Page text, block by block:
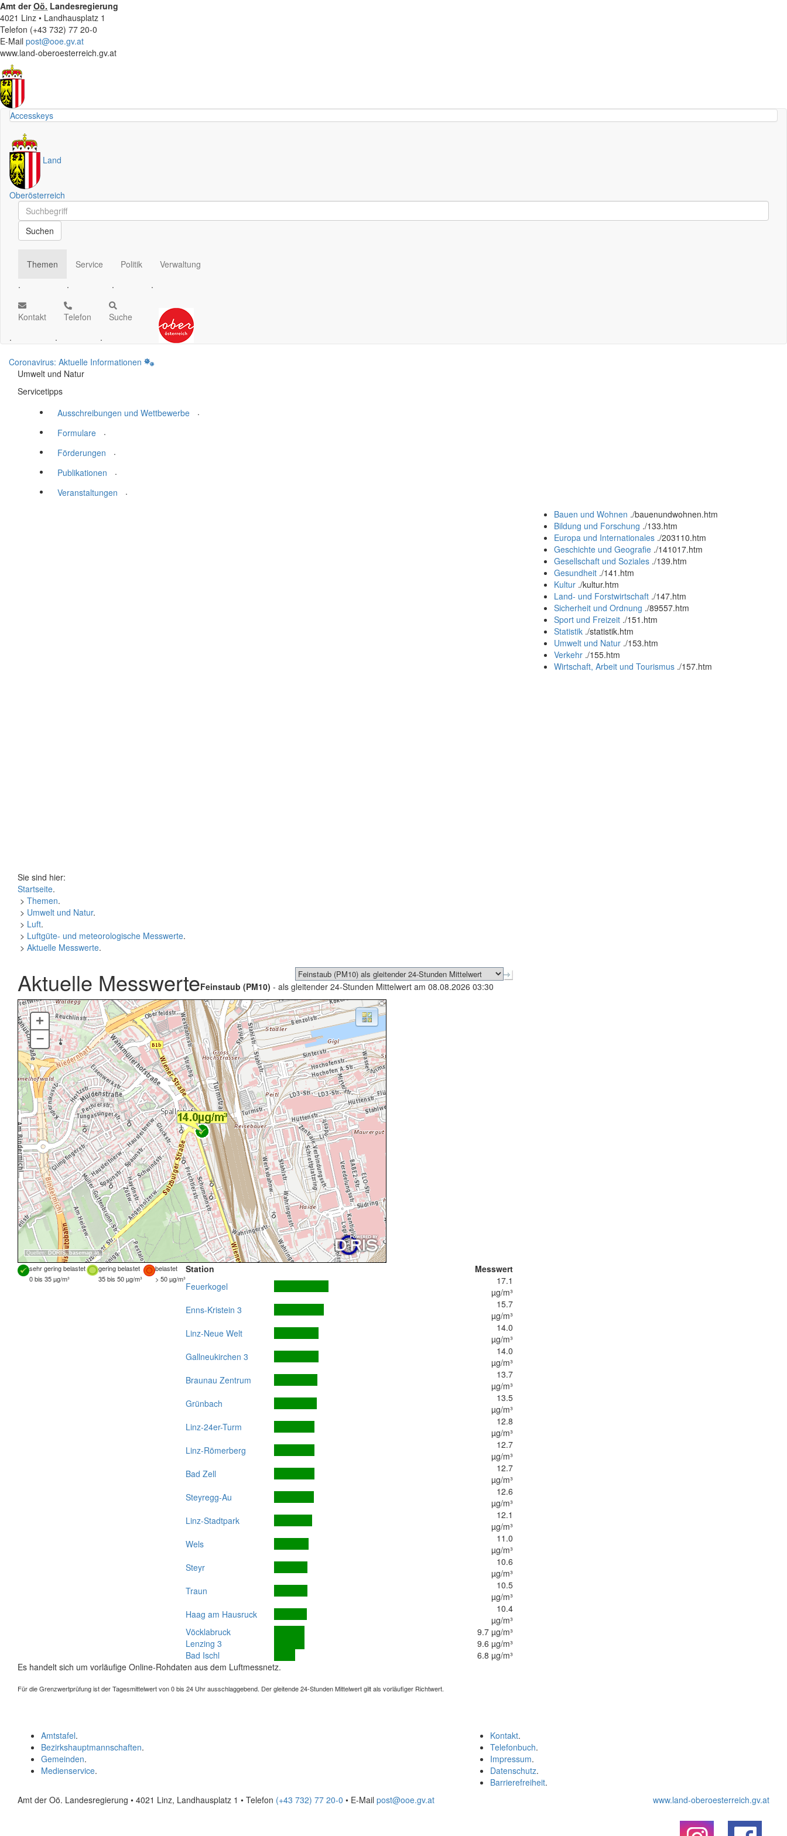
Amt derOö. Landesregierung
4021 Linz • Landhausplatz 1
Telefon (+43 732) 77 20-0
E-Mail post@ooe.gv.at
www.land-oberoesterreich.gv.at
Accesskeys
Land
Oberösterreich
Schnellsuche
Schnellsuche
Suchen
Themen
.
Service
.
Politik
.
Verwaltung
.
Kontakt
.
Telefon
.
Suche
.
Coronavirus: Aktuelle Informationen
Umwelt und Natur
Servicetipps
Ausschreibungen und Wettbewerbe
.
Formulare
.
Förderungen
.
Publikationen
.
Veranstaltungen
.
Bauen und Wohnen ./bauenundwohnen.htm
Bildung und Forschung ./133.htm
Europa und Internationales ./203110.htm
Geschichte und Geografie ./141017.htm
Gesellschaft und Soziales ./139.htm
Gesundheit ./141.htm
Kultur ./kultur.htm
Land- und Forstwirtschaft ./147.htm
Sicherheit und Ordnung ./89557.htm
Sport und Freizeit ./151.htm
Statistik ./statistik.htm
Umwelt und Natur ./153.htm
Verkehr ./155.htm
Wirtschaft, Arbeit und Tourismus ./157.htm
Sie sind hier:
Startseite.
> Themen.
> Umwelt und Natur.
> Luft.
> Luftgüte- und meteorologische Messwerte.
> Aktuelle Messwerte.
Aktuelle MesswerteFeinstaub (PM10) - als gleitender 24-Stunden Mittelwert am 08.08.2026 03:30
Quellen: DORIS, basemap.at
+
–
sehr gering belastet gering belastet
belastet
0 bis 35 µg/m³
35 bis 50 µg/m³ > 50 µg/m³
Station
Messwert
Feuerkogel
17.1
µg/m³
Enns-Kristein 3
15.7
µg/m³
Linz-Neue Welt
14.0
µg/m³
Gallneukirchen 3
14.0
µg/m³
Braunau Zentrum
13.7
µg/m³
Grünbach
13.5
µg/m³
Linz-24er-Turm
12.8
µg/m³
Linz-Römerberg
12.7
µg/m³
Bad Zell
12.7
µg/m³
Steyregg-Au
12.6
µg/m³
Linz-Stadtpark
12.1
µg/m³
Wels
11.0
µg/m³
Steyr
10.6
µg/m³
Traun
10.5
µg/m³
Haag am Hausruck
10.4
µg/m³
Vöcklabruck
9.7 µg/m³
Lenzing 3
9.6 µg/m³
Bad Ischl
6.8 µg/m³
Es handelt sich um vorläufige Online-Rohdaten aus dem Luftmessnetz.
Für die Grenzwertprüfung ist der Tagesmittelwert von 0 bis 24 Uhr ausschlaggebend. Der gleitende 24-Stunden Mittelwert gilt als vorläufiger Richtwert.
Kontakt.
Telefonbuch.
Impressum.
Datenschutz.
Barrierefreiheit.
Amtstafel.
Bezirkshauptmannschaften.
Gemeinden.
Medienservice.
Amt der Oö. Landesregierung • 4021 Linz, Landhausplatz 1 • Telefon (+43 732) 77 20-0 • E-Mail post@ooe.gv.at www.land-oberoesterreich.gv.at